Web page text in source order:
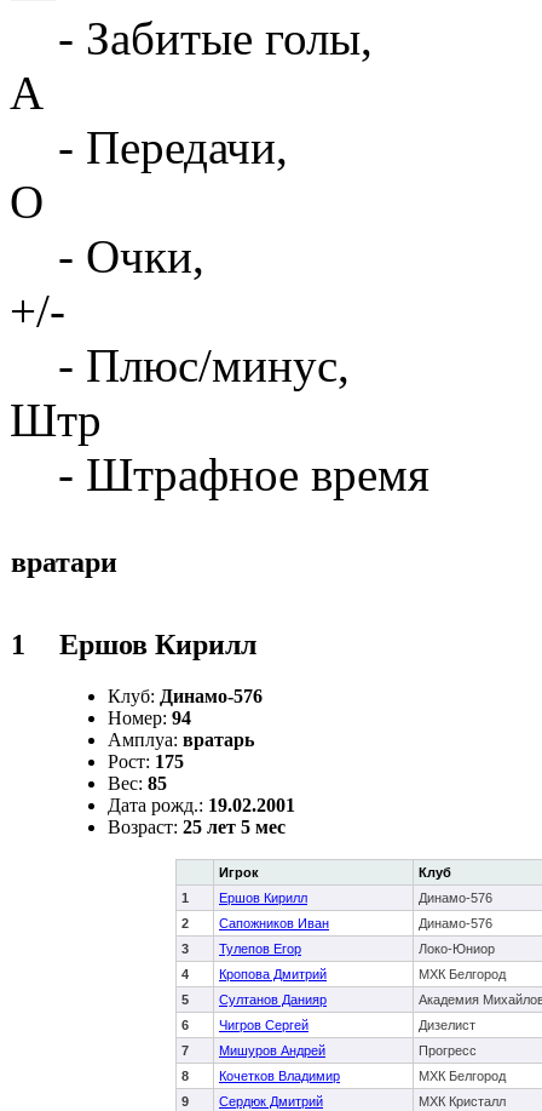
- Забитые голы,
А
- Передачи,
О
- Очки,
+/-
- Плюс/минус,
Штр
- Штрафное время
вратари
1 Ершов Кирилл
Клуб: Динамо-576
Номер: 94
Амплуа: вратарь
Рост: 175
Вес: 85
Дата рожд.: 19.02.2001
Возраст: 25 лет 5 мес
Игрок
Клуб
1
Ершов Кирилл
Динамо-576
2
Сапожников Иван
Динамо-576
3
Тулепов Егор
Локо-Юниор
4
Кропова Дмитрий
МХК Белгород
5
Султанов Данияр
Академия
6
Чигров Сергей
Дизелист
7
Мишуров Андрей
Прогресс
8
Кочетков Владимир
МХК Белгород
9
Сердюк Дмитрий
МХК Кристалл